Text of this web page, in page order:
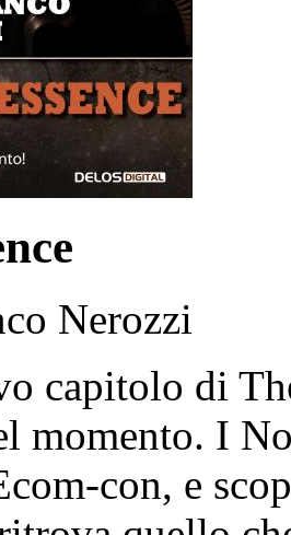
Nerozzi
capitolo di
momento. I
con, e